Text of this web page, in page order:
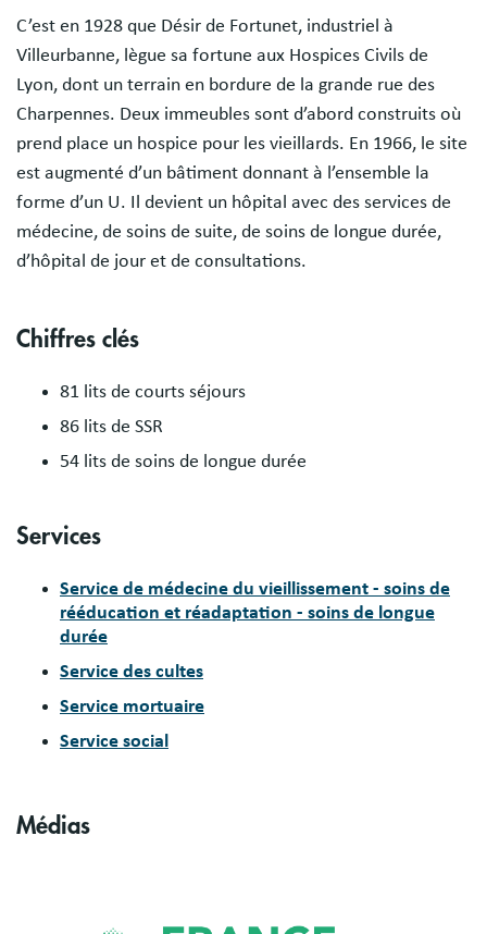
C’est en 1928 que Désir de Fortunet, industriel à
Villeurbanne, lègue sa fortune aux Hospices Civils de
Lyon, dont un terrain en bordure de la grande rue des
Charpennes. Deux immeubles sont d’abord construits où
prend place un hospice pour les vieillards. En 1966, le site
est augmenté d’un bâtiment donnant à l’ensemble la
forme d’un U. Il devient un hôpital avec des services de
médecine, de soins de suite, de soins de longue durée,
d’hôpital de jour et de consultations.
Chiffres clés
81 lits de courts séjours
86 lits de SSR
54 lits de soins de longue durée
Services
Service de médecine du vieillissement - soins de
rééducation et réadaptation - soins de longue
durée
Service des cultes
Service mortuaire
Service social
Médias